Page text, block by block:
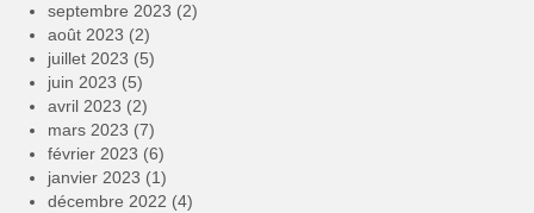
septembre 2023 (2)
août 2023 (2)
juillet 2023 (5)
juin 2023 (5)
avril 2023 (2)
mars 2023 (7)
février 2023 (6)
janvier 2023 (1)
décembre 2022 (4)